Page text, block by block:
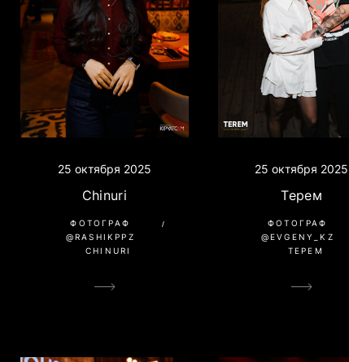
25 октября 2025
Chinuri
ФОТОГРАФ
@RASHIKPPZ
CHINURI
25 октября 2025
Терем
ФОТОГРАФ
@EVGENY_KZ
ТЕРЕМ